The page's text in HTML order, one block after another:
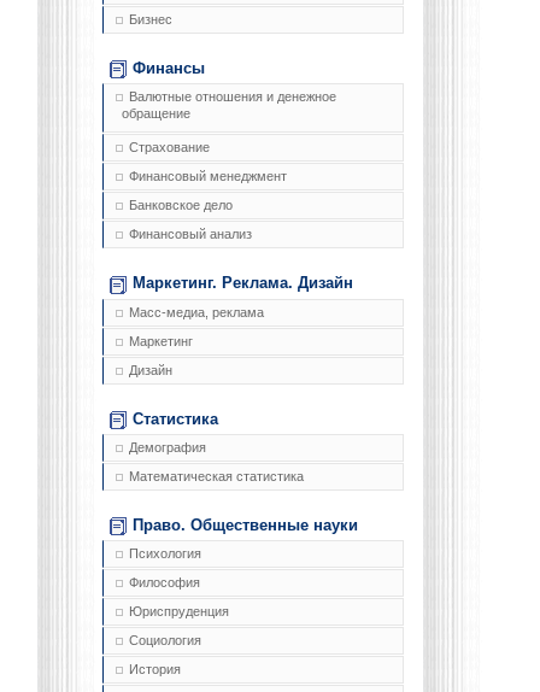
Бизнес
Финансы
Валютные отношения и денежное
обращение
Страхование
Финансовый менеджмент
Банковское дело
Финансовый анализ
Маркетинг. Реклама. Дизайн
Масс-медиа, реклама
Маркетинг
Дизайн
Статистика
Демография
Математическая статистика
Право. Общественные науки
Психология
Философия
Юриспруденция
Социология
История